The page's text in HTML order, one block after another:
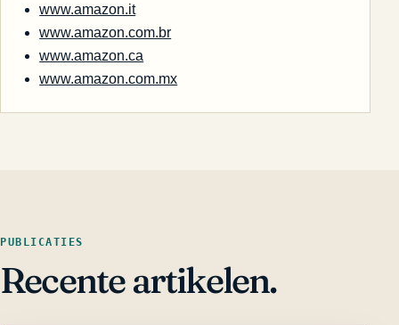
www.amazon.it
www.amazon.com.br
www.amazon.ca
www.amazon.com.mx
PUBLICATIES
Recente artikelen.